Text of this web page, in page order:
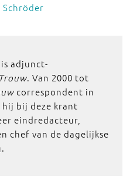
Schröder
is adjunct-
Trouw. Van 2000 tot
correspondent in
bij deze krant
eindredacteur,
chef van de dagelijkse